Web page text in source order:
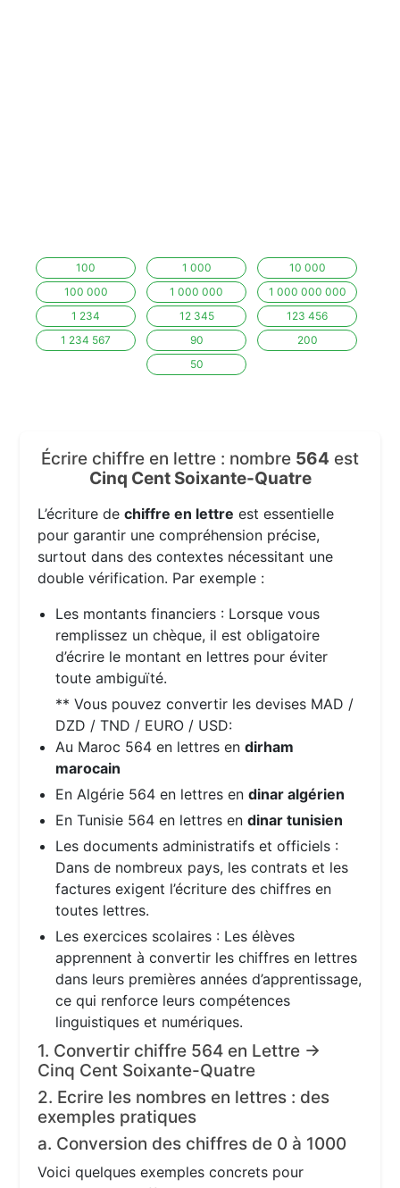
100 1 000
10 000
100 000
1 000 000
1 000 000 000
1 234
12 345
123 456
1 234 567
90
200
50
Écrire chiffre en lettre : nombre 564 est
Cinq Cent Soixante-Quatre
L’écriture dechiffre en lettre est essentielle
pour garantir une compréhension précise,
surtout dans des contextes nécessitant une
double vérification. Par exemple :
Les montants financiers : Lorsque vous
remplissez un chèque, il est obligatoire
d’écrire le montant en lettres pour éviter
toute ambiguïté.
** Vous pouvez convertir les devises MAD /
DZD / TND / EURO / USD:
Au Maroc 564 en lettres endirham
marocain
En Algérie 564 en lettres endinar algérien
En Tunisie 564 en lettres endinar tunisien
Les documents administratifs et officiels :
Dans de nombreux pays, les contrats et les
factures exigent l’écriture des chiffres en
toutes lettres.
Les exercices scolaires : Les élèves
apprennent à convertir les chiffres en lettres
dans leurs premières années d’apprentissage,
ce qui renforce leurs compétences
linguistiques et numériques.
1. Convertir chiffre 564 en Lettre →
Cinq Cent Soixante-Quatre
2. Ecrire les nombres en lettres : des
exemples pratiques
a. Conversion des chiffres de 0 à 1000
Voici quelques exemples concrets pour